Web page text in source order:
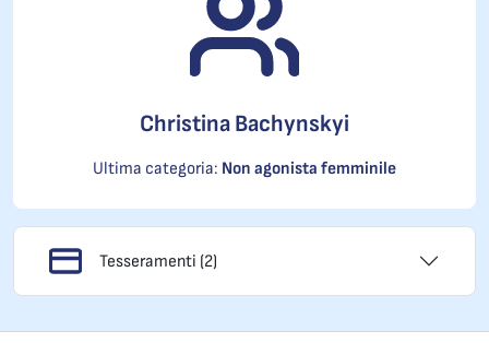
Christina Bachynskyi
Ultima categoria: Non agonista femminile
Tesseramenti (2)